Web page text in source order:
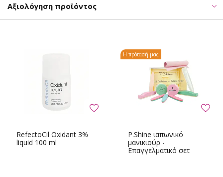
Αξιολόγηση προϊόντος
RefectoCil Oxidant 3%
liquid 100 ml
P.Shine ιαπωνικό
μανικιούρ -
Επαγγελματικό σετ
Η πρότασή μας